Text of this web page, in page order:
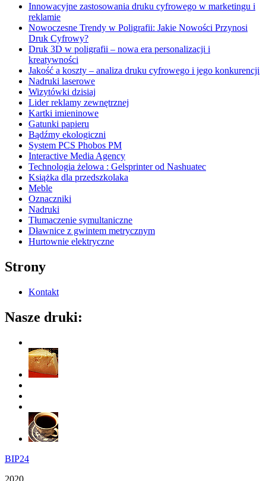
Innowacyjne zastosowania druku cyfrowego w marketingu i
reklamie
Nowoczesne Trendy w Poligrafii: Jakie Nowości Przynosi
Druk Cyfrowy?
Druk 3D w poligrafii – nowa era personalizacji i
kreatywności
Jakość a koszty – analiza druku cyfrowego i jego konkurencji
Nadruki laserowe
Wizytówki dzisiaj
Lider reklamy zewnętrznej
Kartki imieninowe
Gatunki papieru
Bądźmy ekologiczni
System PCS Phobos PM
Interactive Media Agency
Technologia żelowa : Gelsprinter od Nashuatec
Książka dla przedszkolaka
Meble
Oznaczniki
Nadruki
Tłumaczenie symultaniczne
Dławnice z gwintem metrycznym
Hurtownie elektryczne
Strony
Kontakt
Nasze druki:
BIP24
2020